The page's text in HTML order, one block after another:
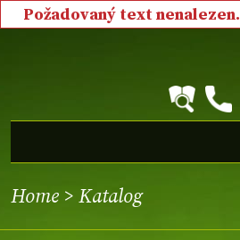
Požadovaný text nenalezen.
Home > Katalog